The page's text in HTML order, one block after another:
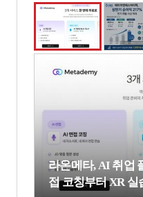
라온메타, AI 취업
접 코칭부터 XR 실